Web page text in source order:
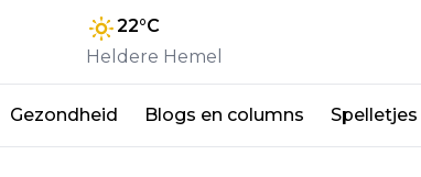
22°C
Heldere Hemel
Gezondheid Blogs en columns Spelletjes